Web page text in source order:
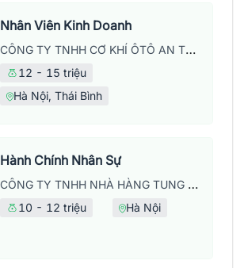
Nhân Viên Kinh Doanh
CÔNG TY TNHH CƠ KHÍ ÔTÔ AN THÁI
12 - 15 triệu
Hà Nội, Thái Bình
Hành Chính Nhân Sự
CÔNG TY TNHH NHÀ HÀNG TUNG DINING
10 - 12 triệu Hà Nội